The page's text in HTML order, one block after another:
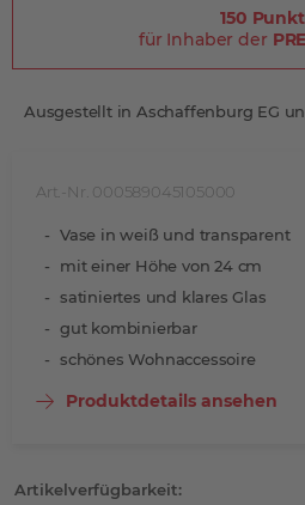
Art.-Nr. 000589045105000
Vase in weiß und transparent
mit einer Höhe von 24 cm
satiniertes und klares Glas
gut kombinierbar
schönes Wohnaccessoire
Produktdetails ansehen
Artikelverfügbarkeit:
150
für Inhaber der
Ausgestellt in Aschaffenburg EG